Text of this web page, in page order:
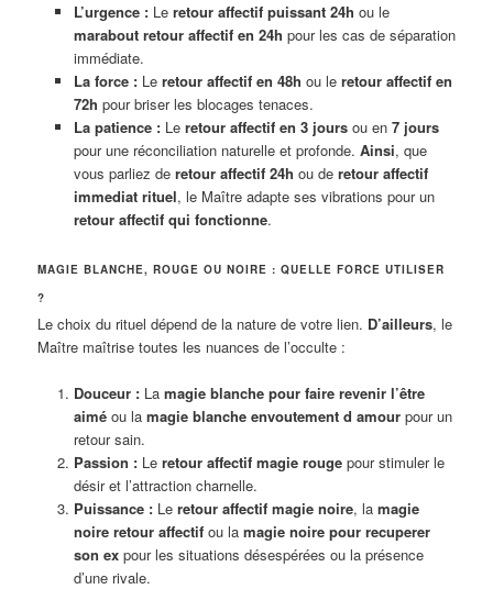
L’urgence :Le retour affectif puissant 24h ou le
marabout retour affectif en 24h pour les cas de séparation
immédiate.
La force :Le retour affectif en 48h ou le retour affectif en
72h pour briser les blocages tenaces.
La patience :Le retour affectif en 3 joursou en 7 jours
pour une réconciliation naturelle et profonde. Ainsi, que
vous parliez de retour affectif 24h ou de retour affectif
immediat rituel, le Maître adapte ses vibrations pour un
retour affectif qui fonctionne.
MAGIE BLANCHE, ROUGE OU NOIRE : QUELLE FORCE UTILISER
?
Le choix du rituel dépend de la nature de votre lien. D’ailleurs, le
Maître maîtrise toutes les nuances de l’occulte :
Douceur :La magie blanche pour faire revenir l’être
aiméou la magie blanche envoutement d amourpour un
retour sain.
Passion :Le retour affectif magie rougepour stimuler le
désir et l’attraction charnelle.
Puissance :Le retour affectif magie noire, la magie
noire retour affectifou la magie noire pour recuperer
son expour les situations désespérées ou la présence
d’une rivale.